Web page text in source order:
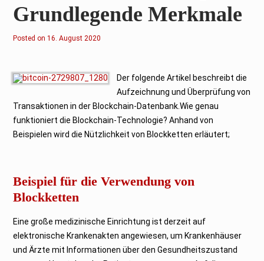
Grundlegende Merkmale
Posted on1
g
u
2
2
16. August 2020
Der folgende Artikel beschreibt die
Aufzeichnung und Überprüfung von
Transaktionen in der Blockchain-Datenbank.Wie genau
funktioniert die Blockchain-Technologie? Anhand von
Beispielen wird die Nützlichkeit von Blockketten erläutert;
Beispiel für die Verwendung von
Blockketten
Eine große medizinische Einrichtung ist derzeit auf
elektronische Krankenakten angewiesen, um Krankenhäuser
und Ärzte mit Informationen über den Gesundheitszustand